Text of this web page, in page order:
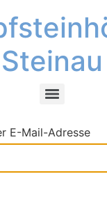
Steinau
E-Mail-Adresse